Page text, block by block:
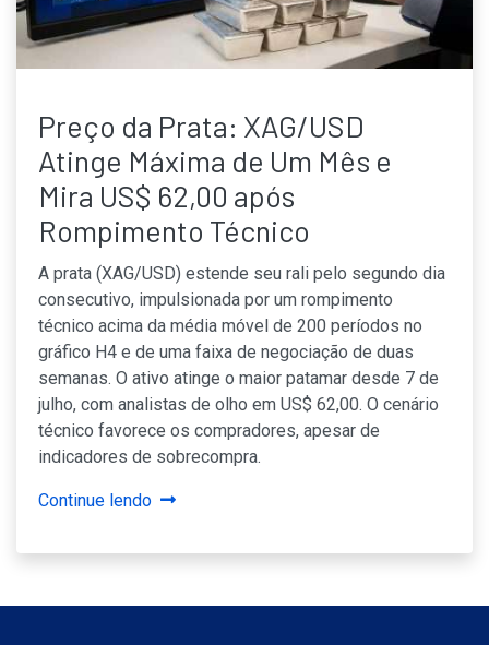
Preço da Prata: XAG/USD
Atinge Máxima de Um Mês e
Mira US$ 62,00 após
Rompimento Técnico
A prata (XAG/USD) estende seu rali pelo segundo dia
consecutivo, impulsionada por um rompimento
técnico acima da média móvel de 200 períodos no
gráfico H4 e de uma faixa de negociação de duas
semanas. O ativo atinge o maior patamar desde 7 de
julho, com analistas de olho em US$ 62,00. O cenário
técnico favorece os compradores, apesar de
indicadores de sobrecompra.
Continue lendo